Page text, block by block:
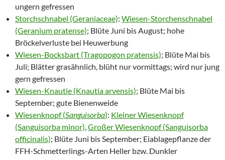
ungern gefressen
Storchschnabel (Geraniaceae): Wiesen-Storchenschnabel
(Geranium pratense); Blüte Juni bis August; hohe
Bröckelverluste bei Heuwerbung
Wiesen-Bocksbart (Tragopogon pratensis); Blüte Mai bis
Juli; Blätter grasähnlich, blüht nur vormittags; wird nur jung
gern gefressen
Wiesen-Knautie (Knautia arvensis); Blüte Mai bis
September; gute Bienenweide
Wiesenknopf (Sanguisorba): Kleiner Wiesenknopf
(Sanguisorba minor),Großer Wiesenknopf (Sanguisorba
officinalis); Blüte Juni bis September; Eiablagepflanze der
FFH-Schmetterlings-Arten Heller bzw. Dunkler